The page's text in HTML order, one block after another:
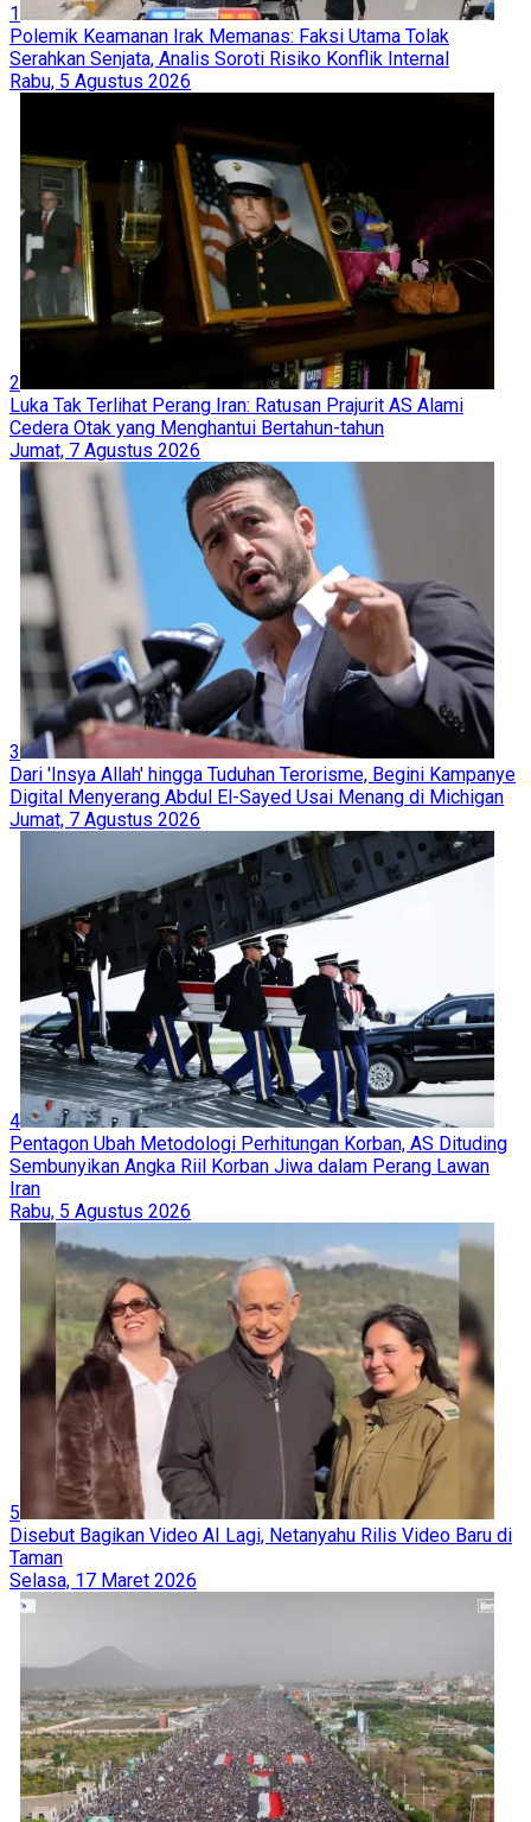
1
Polemik Keamanan Irak Memanas: Faksi Utama Tolak
Serahkan Senjata, Analis Soroti Risiko Konflik Internal
Rabu, 5 Agustus 2026
2
Luka Tak Terlihat Perang Iran: Ratusan Prajurit AS Alami
Cedera Otak yang Menghantui Bertahun-tahun
Jumat, 7 Agustus 2026
3
Dari 'Insya Allah' hingga Tuduhan Terorisme, Begini Kampanye
Digital Menyerang Abdul El-Sayed Usai Menang di Michigan
Jumat, 7 Agustus 2026
4
Pentagon Ubah Metodologi Perhitungan Korban, AS Dituding
Sembunyikan Angka Riil Korban Jiwa dalam Perang Lawan
Iran
Rabu, 5 Agustus 2026
5
Disebut Bagikan Video AI Lagi, Netanyahu Rilis Video Baru di
Taman
Selasa, 17 Maret 2026